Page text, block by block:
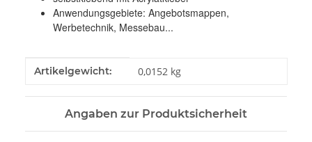
Anwendungsgebiete: Angebotsmappen,
Werbetechnik, Messebau...
Produkteigenschaft
Wert
Artikelgewicht: 0,0152 kg
Angaben zur Produktsicherheit